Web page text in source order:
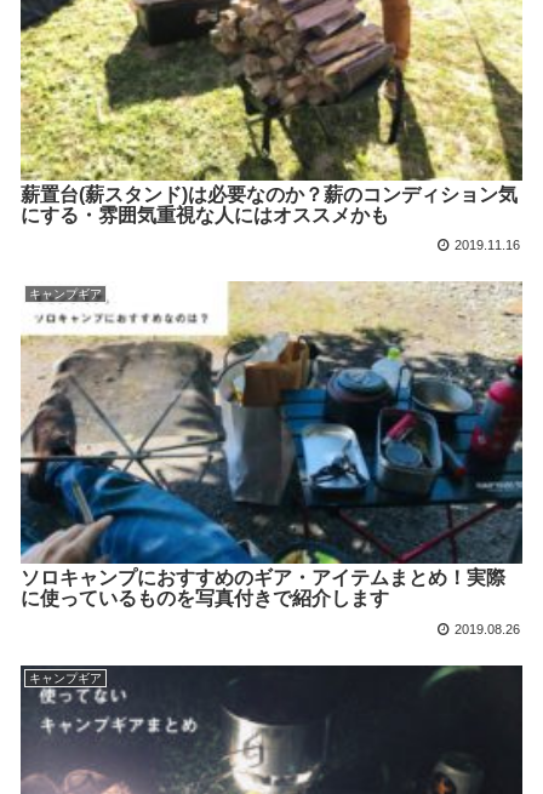
薪置台(薪スタンド)は必要なのか？薪のコンディション気
にする・雰囲気重視な人にはオススメかも
2019.11.16
キャンプギア
ソロキャンプにおすすめのギア・アイテムまとめ！実際
に使っているものを写真付きで紹介します
2019.08.26
キャンプギア